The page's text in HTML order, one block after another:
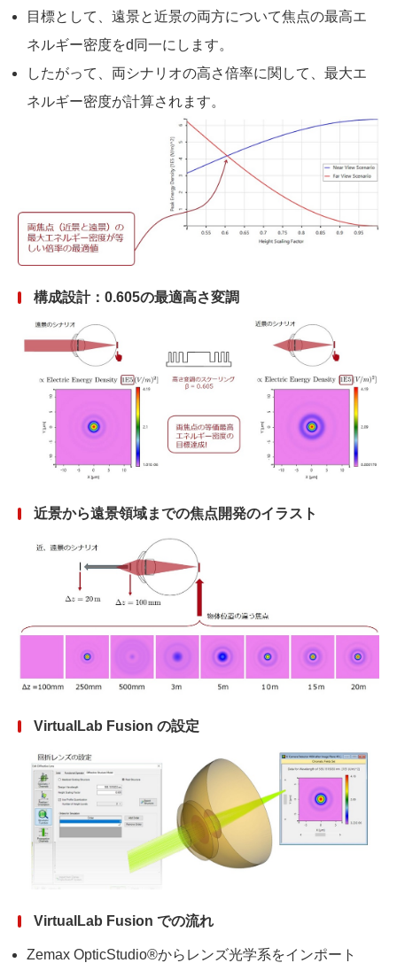
目標として、遠景と近景の両方について焦点の最高エ
ネルギー密度をd同一にします。
したがって、両シナリオの高さ倍率に関して、最大エ
ネルギー密度が計算されます。
構成設計：0.605の最適高さ変調
近景から遠景領域までの焦点開発のイラスト
VirtualLab Fusion の設定
VirtualLab Fusion での流れ
Zemax OpticStudio®からレンズ光学系をインポート